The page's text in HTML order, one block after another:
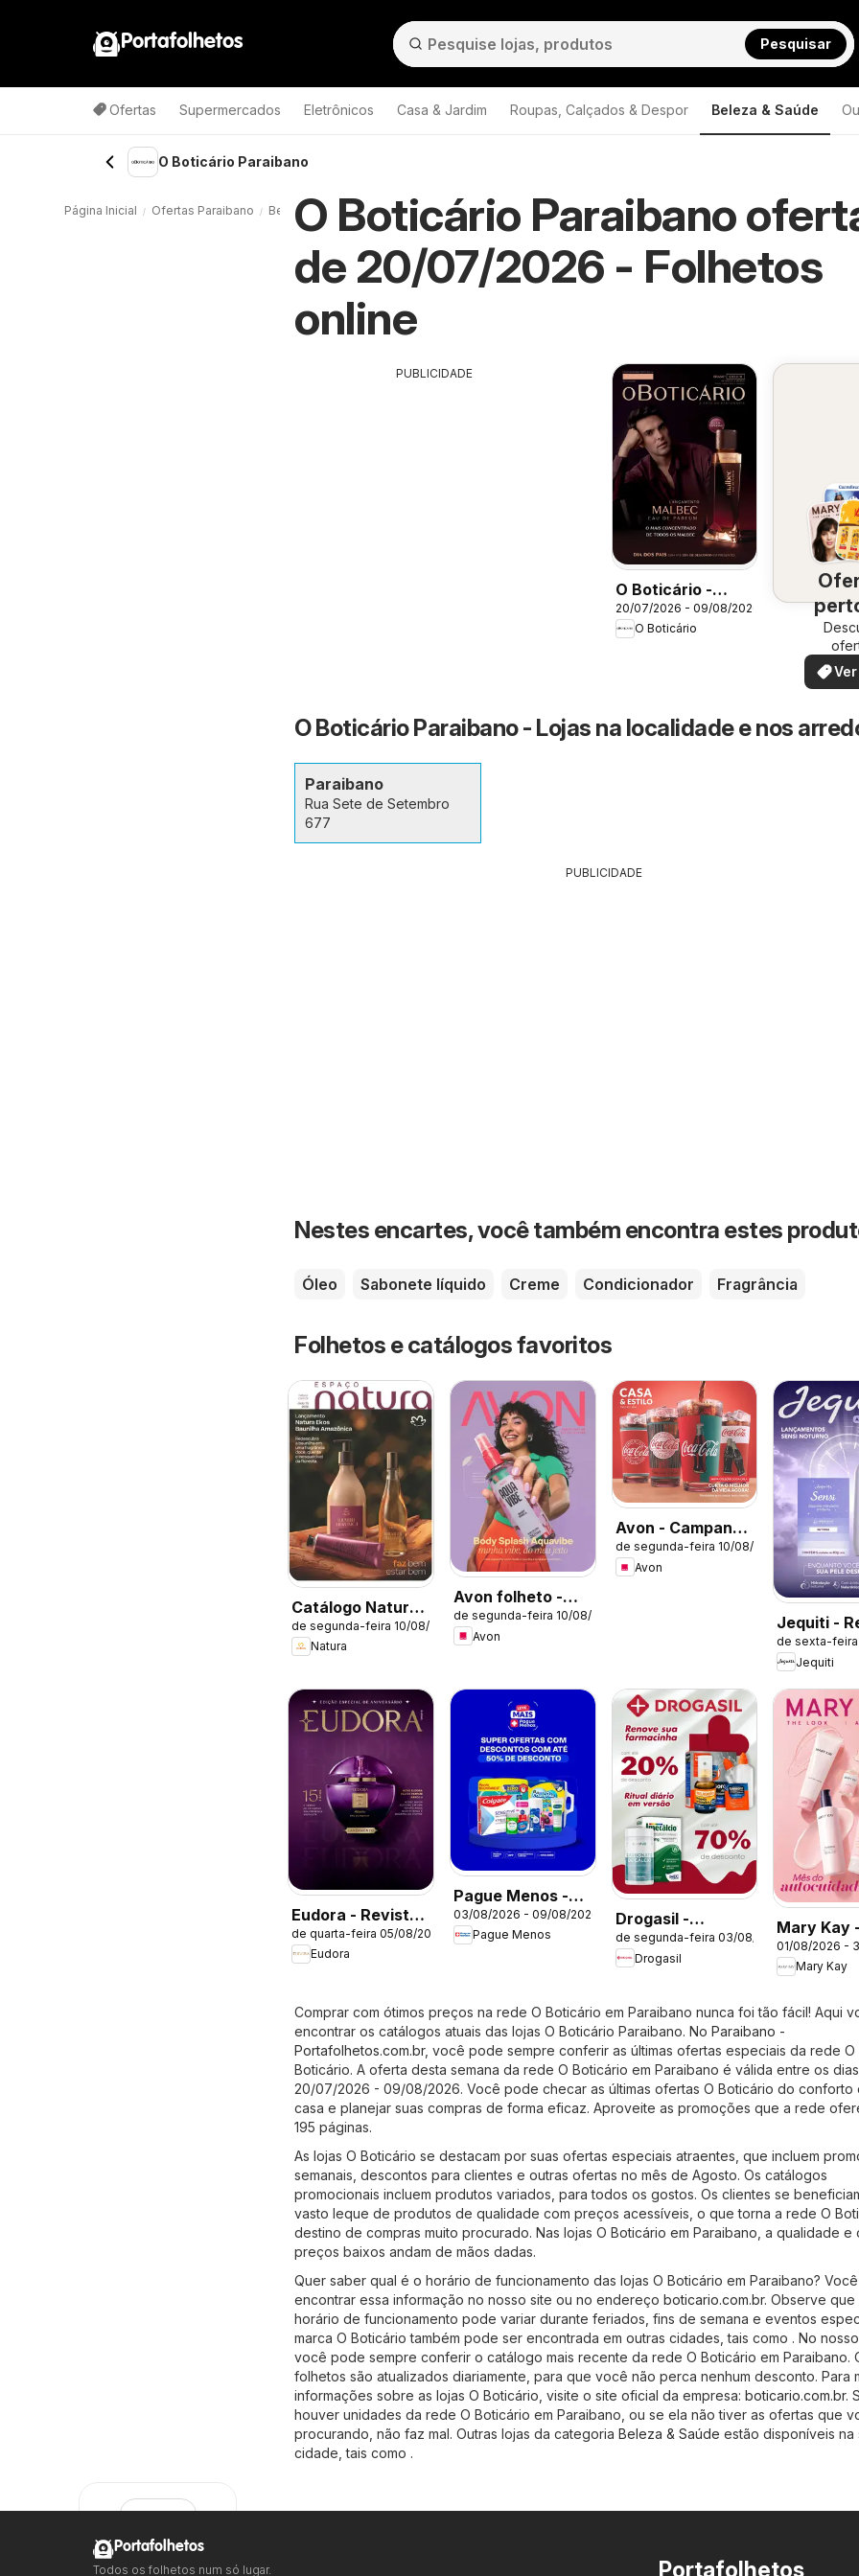
Portafolhetos Pesquisar
Ofertas Supermercados Eletrônicos Casa & Jardim Roupas, Calçados & Despor Beleza & Saúde
O Boticário Paraibano
O Boticário Paraibano
de 20/07/2026 - Folhetos
online
PUBLICIDADE
O Boticário -
Ciclo 11/2026
20/07/2026 - 09/08/2026
O Boticário
O Boticário Paraibano - Lojas na localidade e nos
Paraibano
Rua Sete de Setembro
677
PUBLICIDADE
Nestes encartes, você também encontra estes
Óleo Sabonete líquido Creme Condicionador Fragrância
Folhetos e catálogos favoritos
Catálogo Natura -
Ciclo 13/2026
de segunda-feira 10/08/2026
Natura
Avon folheto -
Campanha 13
de segunda-feira 10/08/2026
Avon
Avon - Campanha
13: Casa & Estilo
de segunda-feira 10/08/2026
Avon
Jequiti -
11/2026
de sexta-
Jequiti
Eudora - Revista
12/2026
de quarta-feira 05/08/2026
Eudora
Pague Menos -
Catálogo atual
03/08/2026 - 09/08/2026
Pague Menos
Drogasil -
Catálogo atual
de segunda-feira 03/08/2026
Drogasil
Mary Kay
Catálogo
2026
01/08/2026 -
Mary Kay
Comprar com ótimos preços na rede O Boticário em Paraibano nunca foi tão fácil! Aqui
encontrar os catálogos atuais das lojas O Boticário Paraibano. No Paraibano -
Portafolhetos.com.br, você pode sempre conferir as últimas ofertas especiais da rede O
Boticário. A oferta desta semana da rede O Boticário em Paraibano é válida entre os dias
20/07/2026 - 09/08/2026. Você pode checar as últimas ofertas O Boticário do conforto
casa e planejar suas compras de forma eficaz. Aproveite as promoções que a rede
195 páginas.
As lojas O Boticário se destacam por suas ofertas especiais atraentes, que incluem
semanais, descontos para clientes e outras ofertas no mês de Agosto. Os catálogos
promocionais incluem produtos variados, para todos os gostos. Os clientes se
vasto leque de produtos de qualidade com preços acessíveis, o que torna a rede O
destino de compras muito procurado. Nas lojas O Boticário em Paraibano, a qualidade e
preços baixos andam de mãos dadas.
Quer saber qual é o horário de funcionamento das lojas O Boticário em Paraibano?
encontrar essa informação no nosso site ou no endereço boticario.com.br. Observe que
horário de funcionamento pode variar durante feriados, fins de semana e eventos
marca O Boticário também pode ser encontrada em outras cidades, tais como . No
você pode sempre conferir o catálogo mais recente da rede O Boticário em Paraibano.
folhetos são atualizados diariamente, para que você não perca nenhum desconto. Para
informações sobre as lojas O Boticário, visite o site oficial da empresa: boticario.com.br.
houver unidades da rede O Boticário em Paraibano, ou se ela não tiver as ofertas que
procurando, não faz mal. Outras lojas da categoria Beleza & Saúde estão disponíveis na
cidade, tais como .
Página Inicial Ofertas Paraibano Beleza & Saúde Paraibano O Boticário Paraibano
Portafolhetos
Portafolhetos
Todos os folhetos num só lugar.